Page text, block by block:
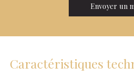
Envoyer un
Caractéristiques